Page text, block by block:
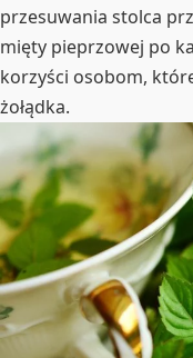
przesuwania stolca
mięty pieprzowej po
korzyści osobom,
żołądka.